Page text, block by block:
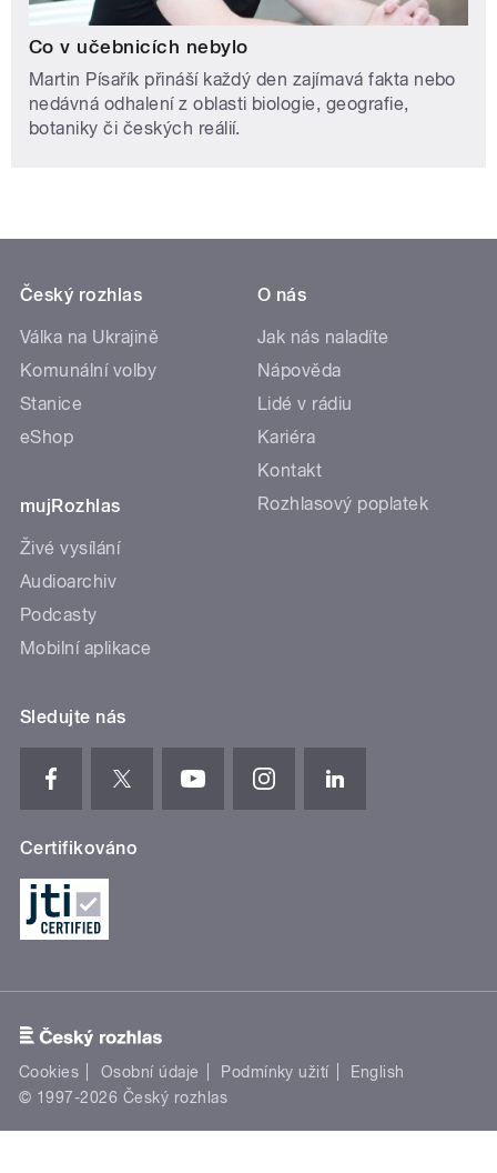
Co v učebnicích nebylo
Martin Písařík přináší každý den zajímavá fakta nebo
nedávná odhalení z oblasti biologie, geografie,
botaniky či českých reálií.
Český rozhlas
Válka na Ukrajině
Komunální volby
Stanice
eShop
mujRozhlas
Živé vysílání
Audioarchiv
Podcasty
Mobilní aplikace
O nás
Jak nás naladíte
Nápověda
Lidé v rádiu
Kariéra
Kontakt
Rozhlasový poplatek
Sledujte nás
Certifikováno
Cookies Osobní údaje Podmínky užití
English
© 1997-2026 Český rozhlas